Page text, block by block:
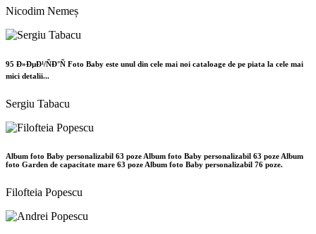
Nicodim Nemeș
95 Ð»ÐµÐ¹/ÑÐ°Ñ Foto Baby este unul din cele mai noi cataloage de pe piata la cele mai
mici detalii...
Sergiu Tabacu
Album foto Baby personalizabil 63 poze Album foto Baby personalizabil 63 poze Album
foto Garden de capacitate mare 63 poze Album foto Baby personalizabil 76 poze.
Filofteia Popescu